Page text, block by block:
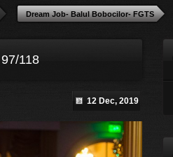
Dream Job- Balul Bobocilor- FGTS
118
12 Dec, 2019